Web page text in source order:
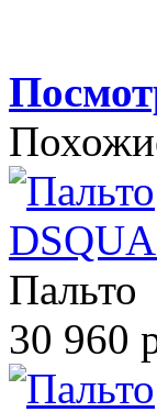
Пальто
30 960